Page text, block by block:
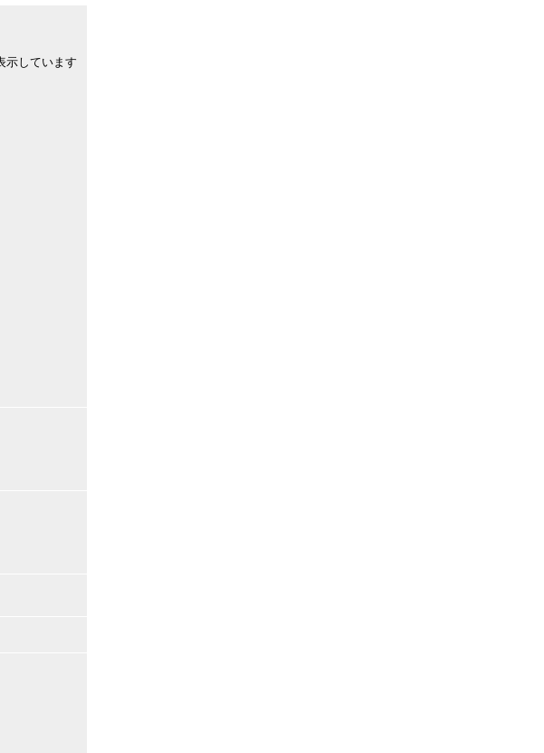
示しています